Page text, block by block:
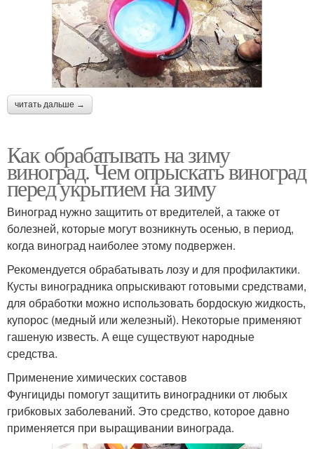
читать дальше →
Как обрабатывать на зиму
виноград. Чем опрыскать виноград
перед укрытием на зиму
Виноград нужно защитить от вредителей, а также от
болезней, которые могут возникнуть осенью, в период,
когда виноград наиболее этому подвержен.
Рекомендуется обрабатывать лозу и для профилактики.
Кусты виноградника опрыскивают готовыми средствами,
для обработки можно использовать бордоскую жидкость,
купорос (медный или железный). Некоторые применяют
гашеную известь. А еще существуют народные
средства.
Применение химических составов
Фунгициды помогут защитить виноградники от любых
грибковых заболеваний. Это средство, которое давно
применяется при выращивании винограда.